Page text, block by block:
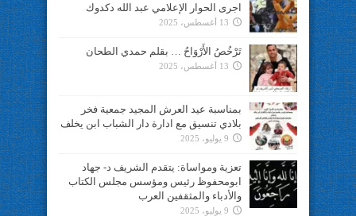
اجرى الحوار الإعلامي عبد الله دكدوك
13 أغسطس، 2025
تَرْخُصُ الأَرْوَاحُ … بقلم حمدي الطحان
13 أغسطس، 2025
بمناسبة عيد العرش المجيد جمعية فخر
بلادي تنسيق مع ادارة دار الشباب ابن يخلف
9 يوليو، 2025
تعزية ومواساة: يتقدم الشريف د- جهاد
ابومحفوظ رئيس ومؤسس مجلس الكتاب
والأدباء والمثقفين العرب
9 يوليو، 2025